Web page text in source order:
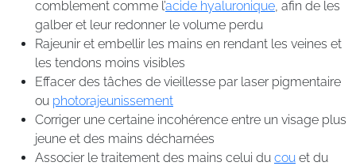
comblement comme l’acide hyaluronique, afin de les
galber et leur redonner le volume perdu
Rajeunir et embellir les mains en rendant les veines et
les tendons moins visibles
Effacer des tâches de vieillesse par laser pigmentaire
ou photorajeunissement
Corriger une certaine incohérence entre un visage plus
jeune et des mains décharnées
Associer le traitement des mains celui du cou et du